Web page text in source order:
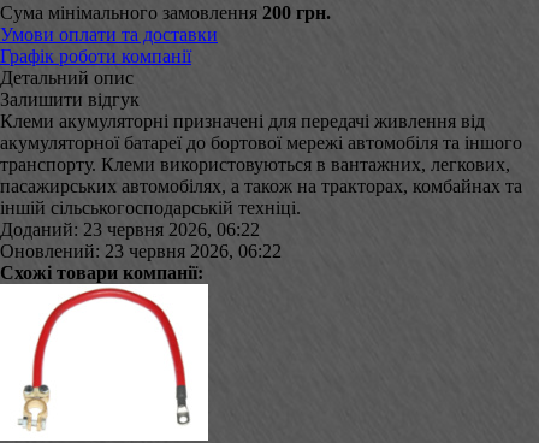
Сума мінімального замовлення 200 грн.
Умови оплати та доставки
Графік роботи компанії
Детальний опис
Залишити відгук
Клеми акумуляторні призначені для передачі живлення від
акумуляторної батареї до бортової мережі автомобіля та іншого
транспорту. Клеми використовуються в вантажних, легкових,
пасажирських автомобілях, а також на тракторах, комбайнах та
іншій сільськогосподарській техніці.
Доданий: 23 червня 2026, 06:22
Оновлений: 23 червня 2026, 06:22
Схожі товари компанії: